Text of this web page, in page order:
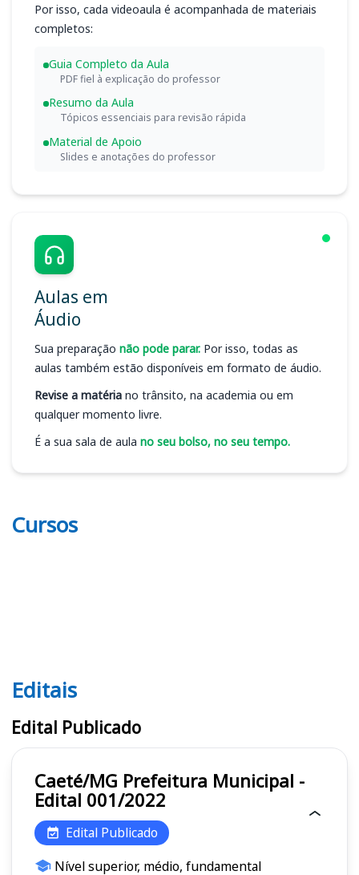
Por isso, cada videoaula é acompanhada de materiais
completos:
Guia Completo da Aula
PDF fiel à explicação do professor
Resumo da Aula
Tópicos essenciais para revisão rápida
Material de Apoio
Slides e anotações do professor
Aulas em
Áudio
Sua preparação não pode parar. Por isso, todas as
aulas também estão disponíveis em formato de áudio.
Revise a matéria no trânsito, na academia ou em
qualquer momento livre.
É a sua sala de aula no seu bolso, no seu tempo.
Cursos
Editais
Editais
Edital Publicado
Caeté/MG Prefeitura Municipal -
Edital 001/2022
Edital Publicado
Nível superior, médio, fundamental